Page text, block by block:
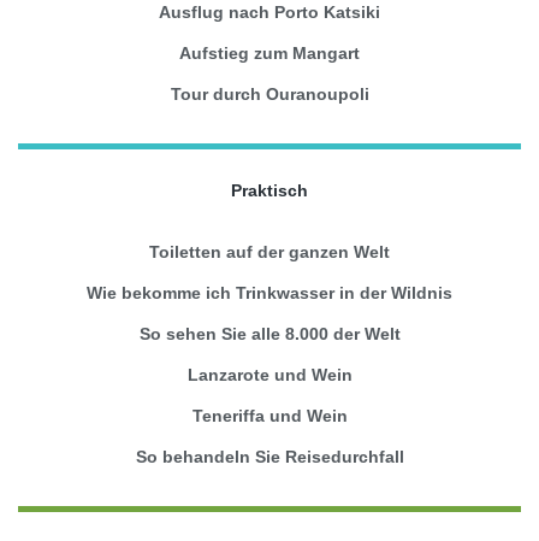
Ausflug nach Porto Katsiki
Aufstieg zum Mangart
Tour durch Ouranoupoli
Praktisch
Toiletten auf der ganzen Welt
Wie bekomme ich Trinkwasser in der Wildnis
So sehen Sie alle 8.000 der Welt
Lanzarote und Wein
Teneriffa und Wein
So behandeln Sie Reisedurchfall